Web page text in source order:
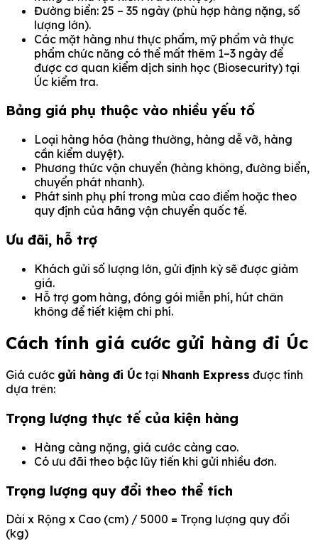
Đường biển: 25 – 35 ngày (phù hợp hàng nặng, số
lượng lớn).
Các mặt hàng như thực phẩm, mỹ phẩm và thực
phẩm chức năng có thể mất thêm 1–3 ngày để
được cơ quan kiểm dịch sinh học (Biosecurity) tại
Úc kiểm tra.
Bảng giá phụ thuộc vào nhiều yếu tố
Loại hàng hóa (hàng thường, hàng dễ vỡ, hàng
cần kiểm duyệt).
Phương thức vận chuyển (hàng không, đường biển,
chuyển phát nhanh).
Phát sinh phụ phí trong mùa cao điểm hoặc theo
quy định của hãng vận chuyển quốc tế.
Ưu đãi, hỗ trợ
Khách gửi số lượng lớn, gửi định kỳ sẽ được giảm
giá.
Hỗ trợ gom hàng, đóng gói miễn phí, hút chân
không để tiết kiệm chi phí.
Cách tính giá cước gửi hàng đi Úc
Giá cước gửi hàng đi Úc tại Nhanh Express được tính
dựa trên:
Trọng lượng thực tế của kiện hàng
Hàng càng nặng, giá cước càng cao.
Có ưu đãi theo bậc lũy tiến khi gửi nhiều đơn.
Trọng lượng quy đổi theo thể tích
Dài x Rộng x Cao (cm) / 5000 = Trọng lượng quy đổi
(kg)